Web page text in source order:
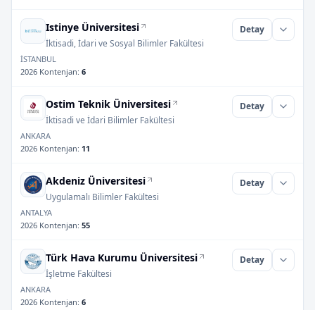
Istinye Üniversitesi
İktisadi, İdari ve Sosyal Bilimler Fakültesi
Detay
İSTANBUL
2026 Kontenjan: 6
Ostim Teknik Üniversitesi
İktisadi ve İdari Bilimler Fakültesi
Detay
ANKARA
2026 Kontenjan: 11
Akdeniz Üniversitesi
Uygulamalı Bilimler Fakültesi
Detay
ANTALYA
2026 Kontenjan: 55
Türk Hava Kurumu Üniversitesi
İşletme Fakültesi
Detay
ANKARA
2026 Kontenjan: 6